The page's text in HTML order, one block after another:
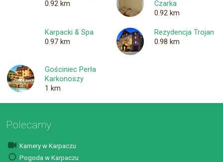
0.92 km
Czarka
0.92 km
Karpacki & Spa
0.97 km
Rezydencja Trojan
0.98 km
Gościniec Perła
Karkonoszy
1 km
Polecamy
Kamery w Karpaczu
Pogoda w Karpaczu